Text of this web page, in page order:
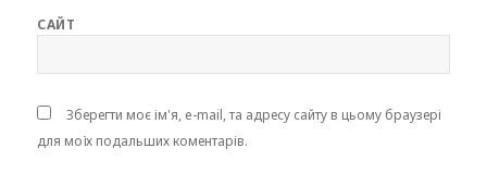
САЙТ
Зберегти моє ім'я, e-mail, та адресу сайту в цьому браузері
для моїх подальших коментарів.